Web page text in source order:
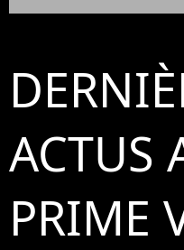
ACTUS
PRIME